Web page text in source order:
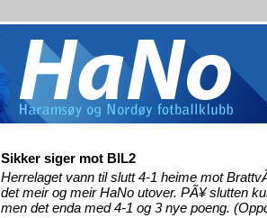
Sikker siger mot BIL2
Herrelaget vann til slutt 4-1 heime mot
det meir og meir HaNo utover. PÃ¥ slutten
men det enda med 4-1 og 3 nye poeng.